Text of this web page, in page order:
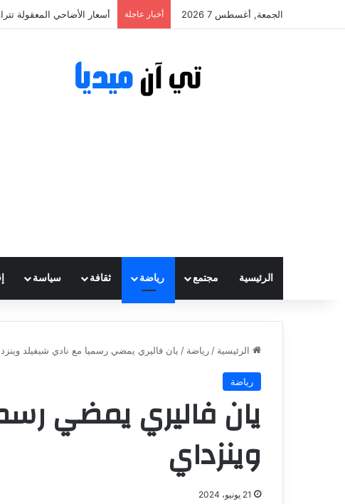
الجمعة, أغسطس 7 2026 أخبار عاجلة أسعار الأضاحي المعقولة تتراوح بين 1300
الرئيسية مجتمع رياضة ثقافة سياسة
الرئيسية / رياضة / يان فاليري يمضي رسميا مع نادي شيفيلد
رياضة
يان فاليري يمضي
وينزداي
21 يونيو، 2024